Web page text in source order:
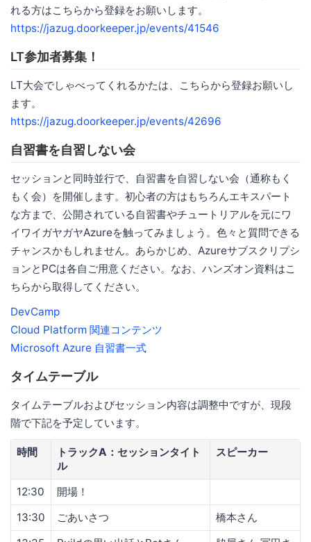
れる方はこちらから登録をお願いします。
https://jazug.doorkeeper.jp/events/41546
LT参加者募集！
LT大会でしゃべってくれるかたは、こちらから登録お願いし
ます。
https://jazug.doorkeeper.jp/events/42696
自習書を自習しない会
セッションと同時並行で、自習書を自習しない会（通称もく
もく会）を開催します。初心者の方はもちろんエキスパート
な方まで、公開されている自習書やチュートリアルを元にワ
イワイガヤガヤAzureを触ってみましょう。色々と質問できる
チャンスかもしれません。あらかじめ、Azureサブスクリプシ
ョンとPCは各自ご用意ください。なお、ハンズオン資料はこ
ちらから取得してください。
DevCamp
Cloud Platform 関連コンテンツ
Microsoft Azure 自習書一式
タイムテーブル
タイムテーブルおよびセッション内容は調整中ですが、現段
階で下記を予定しています。
時間
トラックA：セッションタイト
ル
スピーカー
12:30
開場！
13:30
ごあいさつ
橋本さん